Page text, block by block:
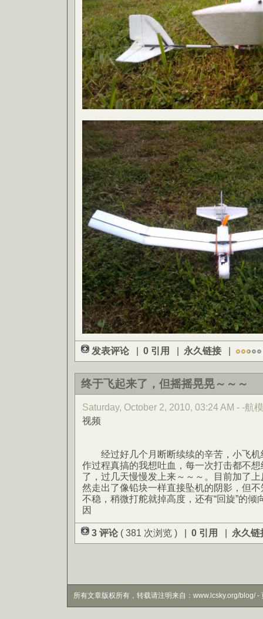
发表评论 | 0 引用 | 永久链接 |
终于飞起来了，但摇摇晃晃～～～
Saturday, October 2, 2010, 03:24 AM - -航模
视频
经过好几个月断断续续的辛苦，小飞机
作过程真搞的我想吐血，每一次打击都不
了，过几天慢慢发上来～～～。目前加了
然走出了像铅块一样直接坠机的阴影，但
不稳，稍微打舵就掉高度，还有“回旋”的
因
3 评论 ( 381 次浏览 ) | 0 引用 | 永久链
所有文章版权所有，转载请注明来自：www.lcsky.org/blog/